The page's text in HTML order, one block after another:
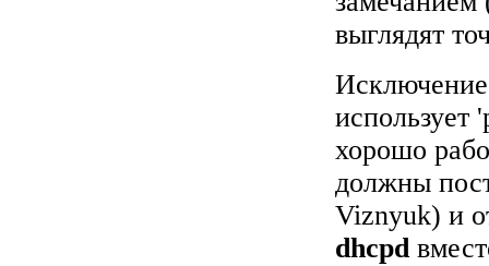
выглядят
Исключение
использует
хорошо
должны
Viznyuk) и
dhcpd